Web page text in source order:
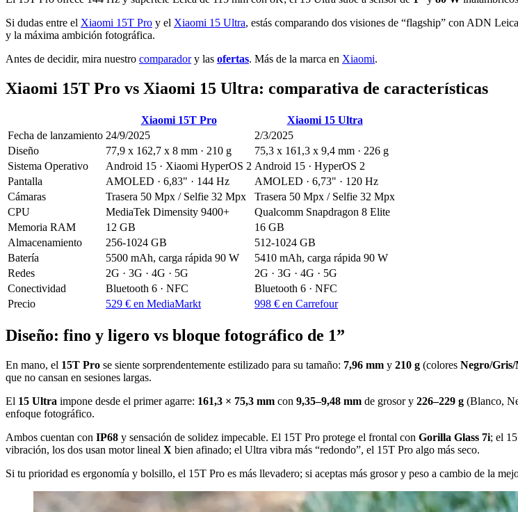
Si dudas entre el Xiaomi 15T Pro y el Xiaomi 15 Ultra, estás comparando dos visiones de “flagship” con ADN
y la máxima ambición fotográfica.
Antes de decidir, mira nuestro comparadory las ofertas. Más de la marca en Xiaomi.
Xiaomi 15T Pro vs Xiaomi 15 Ultra: comparativa de características
Xiaomi 15T Pro
Xiaomi 15 Ultra
Fecha de lanzamiento 24/9/2025
2/3/2025
Diseño
77,9 x 162,7 x 8 mm · 210 g
75,3 x 161,3 x 9,4 mm · 226 g
Sistema Operativo
Android 15 · Xiaomi HyperOS 2 Android 15 · HyperOS 2
Pantalla
AMOLED · 6,83" · 144 Hz
AMOLED · 6,73" · 120 Hz
Cámaras
Trasera 50 Mpx / Selfie 32 Mpx
Trasera 50 Mpx / Selfie 32 Mpx
CPU
MediaTek Dimensity 9400+
Qualcomm Snapdragon 8 Elite
Memoria RAM
12 GB
16 GB
Almacenamiento
256-1024 GB
512-1024 GB
Batería
5500 mAh, carga rápida 90 W
5410 mAh, carga rápida 90 W
Redes
2G · 3G · 4G · 5G
2G · 3G · 4G · 5G
Conectividad
Bluetooth 6 · NFC
Bluetooth 6 · NFC
Precio
529 € en MediaMarkt 998 € en Carrefour
Diseño: fino y ligero vs bloque fotográfico de 1”
En mano, el 15T Pro se siente sorprendentemente estilizado para su tamaño: 7,96 mm y 210 g (colores Negro/
que no cansan en sesiones largas.
El 15 Ultra impone desde el primer agarre: 161,3 × 75,3 mm con 9,35–9,48 mm de grosor y 226–229 g (Blanco,
enfoque fotográfico.
Ambos cuentan con IP68 y sensación de solidez impecable. El 15T Pro protege el frontal con Gorilla Glass 7i; el
vibración, los dos usan motor lineal X bien afinado; el Ultra vibra más “redondo”, el 15T Pro algo más seco.
Si tu prioridad es ergonomía y bolsillo, el 15T Pro es más llevadero; si aceptas más grosor y peso a cambio de la